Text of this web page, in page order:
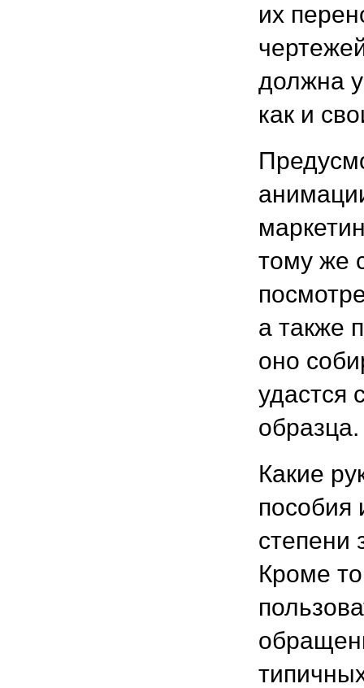
их
должна
как и
тому же
а также
оно
удастся
образца.
Какие
пособия
степени
Кроме